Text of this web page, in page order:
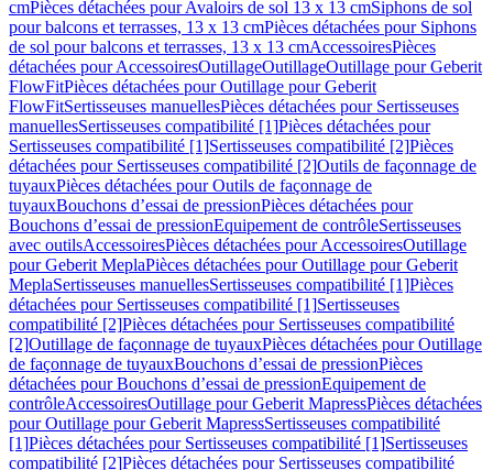
cmPièces détachées pour Avaloirs de sol 13 x 13 cmSiphons de sol
pour balcons et terrasses, 13 x 13 cmPièces détachées pour Siphons
de sol pour balcons et terrasses, 13 x 13 cmAccessoiresPièces
détachées pour AccessoiresOutillageOutillageOutillage pour Geberit
FlowFitPièces détachées pour Outillage pour Geberit
FlowFitSertisseuses manuellesPièces détachées pour Sertisseuses
manuellesSertisseuses compatibilité [1]Pièces détachées pour
Sertisseuses compatibilité [1]Sertisseuses compatibilité [2]Pièces
détachées pour Sertisseuses compatibilité [2]Outils de façonnage de
tuyauxPièces détachées pour Outils de façonnage de
tuyauxBouchons d’essai de pressionPièces détachées pour
Bouchons d’essai de pressionEquipement de contrôleSertisseuses
avec outilsAccessoiresPièces détachées pour AccessoiresOutillage
pour Geberit MeplaPièces détachées pour Outillage pour Geberit
MeplaSertisseuses manuellesSertisseuses compatibilité [1]Pièces
détachées pour Sertisseuses compatibilité [1]Sertisseuses
compatibilité [2]Pièces détachées pour Sertisseuses compatibilité
[2]Outillage de façonnage de tuyauxPièces détachées pour Outillage
de façonnage de tuyauxBouchons d’essai de pressionPièces
détachées pour Bouchons d’essai de pressionEquipement de
contrôleAccessoiresOutillage pour Geberit MapressPièces détachées
pour Outillage pour Geberit MapressSertisseuses compatibilité
[1]Pièces détachées pour Sertisseuses compatibilité [1]Sertisseuses
compatibilité [2]Pièces détachées pour Sertisseuses compatibilité